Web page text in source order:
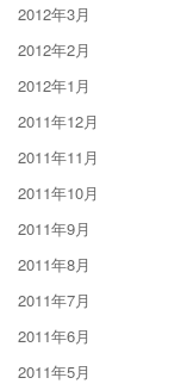
2012年3月
2012年2月
2012年1月
2011年12月
2011年11月
2011年10月
2011年9月
2011年8月
2011年7月
2011年6月
2011年5月